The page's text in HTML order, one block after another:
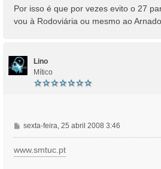
n
m
Por isso é que por vezes evito o 27
vou à Rodoviária ou mesmo ao
Lino
Mítico
M
e
n
s
sexta-feira, 25 abril 2008 3:46
www.smtuc.pt